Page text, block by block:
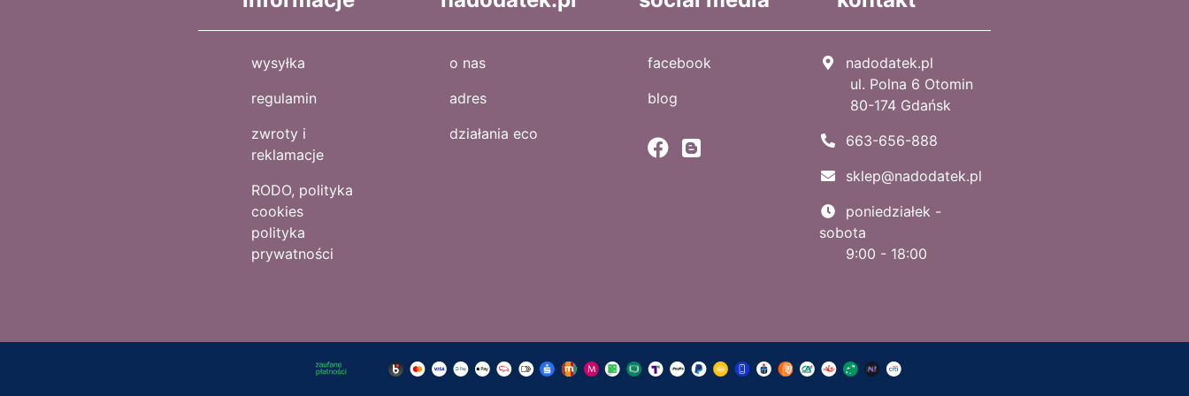
wysyłka
regulamin
zwroty i
reklamacje
RODO, polityka
cookies
polityka
prywatności
o nas
adres
działania eco
facebook
blog
nadodatek.pl
ul. Polna 6 Otomin
80-174 Gdańsk
663-656-888
sklep@nadodatek.pl
poniedziałek -
sobota
9:00 - 18:00